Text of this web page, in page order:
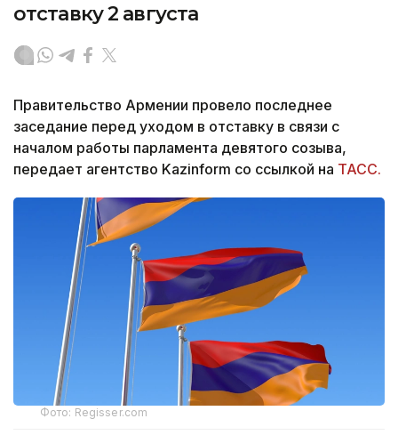
отставку 2 августа
Правительство Армении провело последнее
заседание перед уходом в отставку в связи с
началом работы парламента девятого созыва,
передает агентство Kazinform со ссылкой на ТАСС.
Фото: Regisser.com